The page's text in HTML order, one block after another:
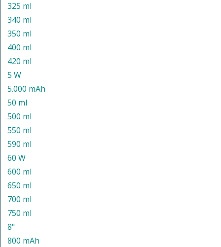
325 ml
340 ml
350 ml
400 ml
420 ml
5 W
5.000 mAh
50 ml
500 ml
550 ml
590 ml
60 W
600 ml
650 ml
700 ml
750 ml
8"
800 mAh